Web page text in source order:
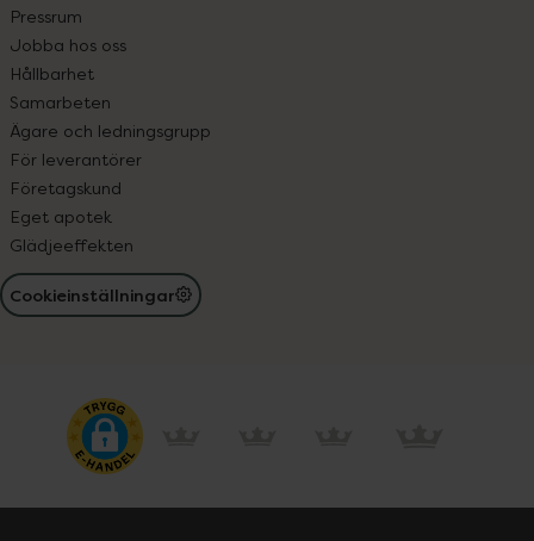
Pressrum
Jobba hos oss
Hållbarhet
Samarbeten
Ägare och ledningsgrupp
För leverantörer
Företagskund
Eget apotek
Glädjeeffekten
Cookieinställningar